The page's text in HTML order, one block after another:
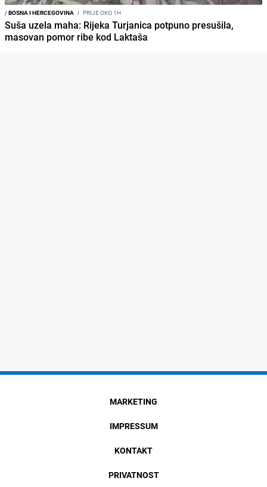
/BOSNA I HERCEGOVINA I PRIJE OKO 1H
Suša uzela maha: Rijeka Turjanica potpuno presušila,
masovan pomor ribe kod Laktaša
MARKETING
IMPRESSUM
KONTAKT
PRIVATNOST